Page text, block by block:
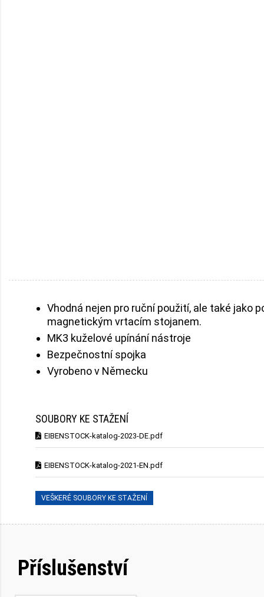
Vhodná nejen pro ruční použití, ale také jako
magnetickým vrtacím stojanem.
MK3 kuželové upínání nástroje
Bezpečnostní spojka
Vyrobeno v Německu
SOUBORY KE STAŽENÍ
EIBENSTOCK-katalog-2023-DE.pdf
EIBENSTOCK-katalog-2021-EN.pdf
VEŠKERÉ SOUBORY KE STAŽENÍ
Příslušenství